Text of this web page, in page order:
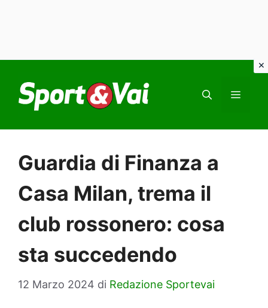
contenuto
Guardia di Finanza a
Casa Milan, trema il
club rossonero: cosa
sta succedendo
12 Marzo 2024 di Redazione Sportevai